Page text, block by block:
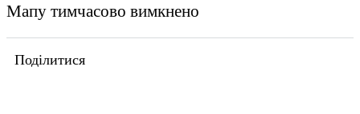
Мапу тимчасово вимкнено
Поділитися